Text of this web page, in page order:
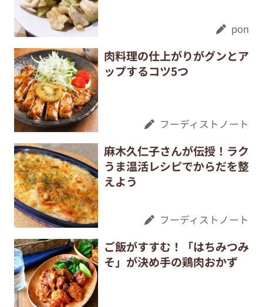
pon
肉料理の仕上がりがグンとア
ップするコツ5つ
フーディストノート
麻木久仁子さんが伝授！ラク
うま温活レシピでからだを整
えよう
フーディストノート
ご飯がすすむ！「はちみつみ
そ」が決め手の鶏肉おかず